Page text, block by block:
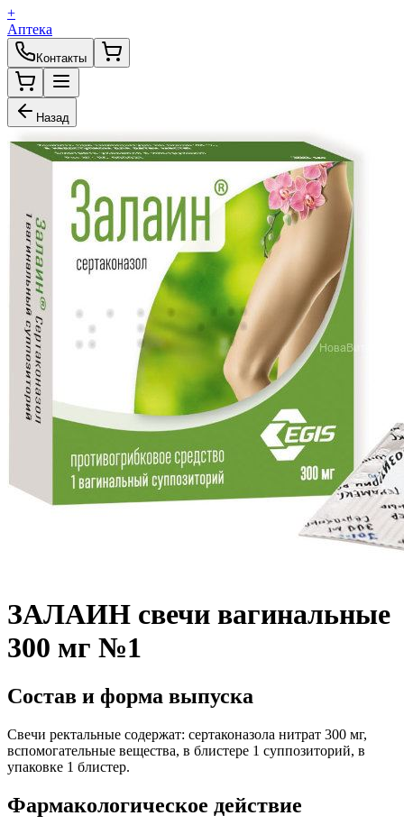
+
Аптека
Контакты
Назад
ЗАЛАИН свечи вагинальные
300 мг №1
Состав и форма выпуска
Свечи ректальные содержат: сертаконазола нитрат 300 мг,
вспомогательные вещества, в блистере 1 суппозиторий, в
упаковке 1 блистер.
Фармакологическое действие